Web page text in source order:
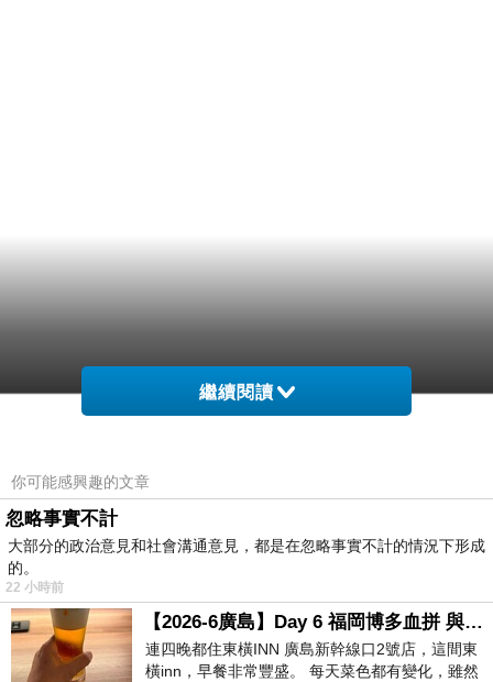
繼續閱讀
你可能感興趣的文章
忽略事實不計
大部分的政治意見和社會溝通意見，都是在忽略事實不計的情況下形成
的。
22 小時前
【2026-6廣島】Day 6 福岡博多血拼 與機場接送少年司機深夜對談
連四晚都住東橫INN 廣島新幹線口2號店，這間東
橫inn，早餐非常豐盛。 每天菜色都有變化，雖然